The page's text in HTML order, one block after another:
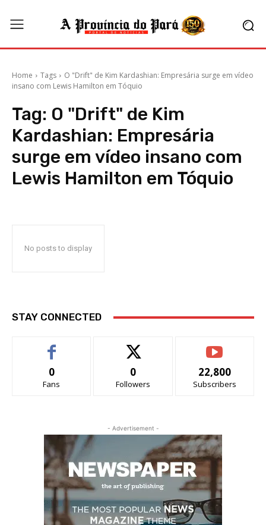
Home Tags
O "Drift" de Kim Kardashian: Empresária surge em vídeo
insano com Lewis Hamilton em Tóquio
Tag: O "Drift" de Kim
Kardashian: Empresária
surge em vídeo insano com
Lewis Hamilton em Tóquio
No posts to display
STAY CONNECTED
0
Fans
0
Followers
22,800
Subscribers
- Advertisement -